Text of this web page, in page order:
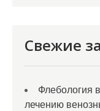
Свежие
Флебология
лечению